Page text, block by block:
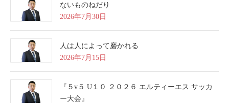
ないものねだり
2026年7月30日
人は人によって磨かれる
2026年7月15日
『５v５ U１０ ２０２６ エルティーエス サッカ
ー大会』